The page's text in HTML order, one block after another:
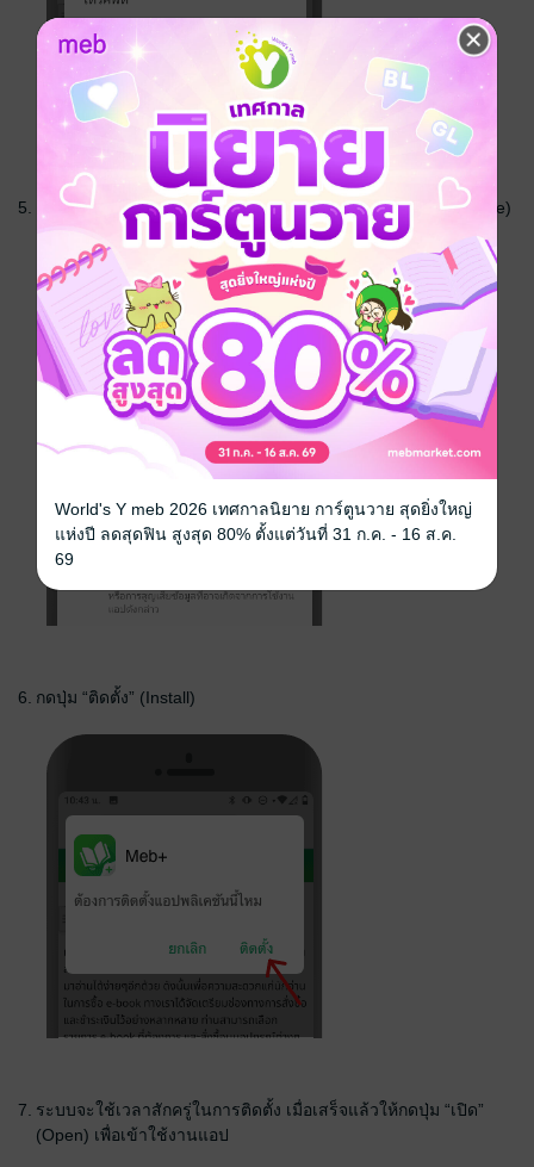
5.
เลื่อนเปิดสวิทช์ “อนุญาตจากแหล่งที่มานี้” (Allow from this source)
แล้วกดปุ่ม “ลูกศร” เพื่อย้อนกลับไปยังหน้าติดตั้ง
6. กดปุ่ม “ติดตั้ง” (Install)
7. ระบบจะใช้เวลาสักครู่ในการติดตั้ง เมื่อเสร็จแล้วให้กดปุ่ม “เปิด”
(Open) เพื่อเข้าใช้งานแอป
World's Y meb 2026 เทศกาลนิยาย การ์ตูนวาย สุดยิ่งใหญ่
แห่งปี ลดสุดฟิน สูงสุด 80% ตั้งแต่วันที่ 31 ก.ค. - 16 ส.ค.
69